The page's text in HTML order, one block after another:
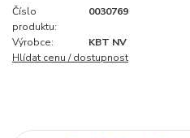
Číslo
produktu:
0030769
Výrobce:
KBT NV
Hlídat cenu / dostupnost